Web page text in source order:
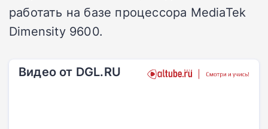
работать на базе процессора MediaTek
Dimensity 9600.
Видео от DGL.RU